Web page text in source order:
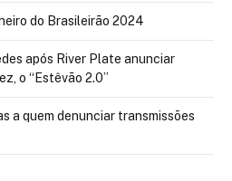
do Brasileirão 2024
após River Plate anunciar
o “Estêvão 2.0”
a quem denunciar transmissões